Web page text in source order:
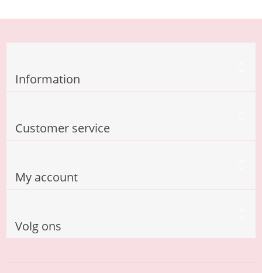
Information
Customer service
My account
Volg ons